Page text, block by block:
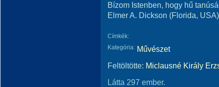
Bízom Istenben, hogy hű
Elmer A. Dickson (Florida, USA)
Címkék:
Kategória: Művészet
Feltöltötte: Miclausné Király
Látta 297 ember.